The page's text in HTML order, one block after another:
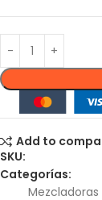
Add to
SKU:
Categorías:
Mezcladoras